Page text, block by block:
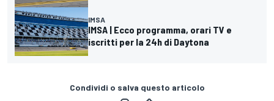
IMSA
IMSA | Ecco programma, orari TV e
iscritti per la 24h di Daytona
Condividi o salva questo articolo